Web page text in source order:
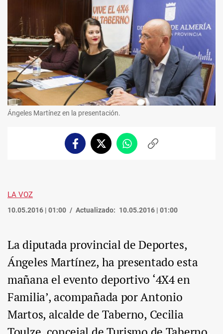
Ángeles Martínez en la presentación.
FacebookTwitterWhatsappCopiar
LA VOZ
10.05.2016 | 01:00 Actualizado: 10.05.2016 | 01:00
La diputada provincial de Deportes,
Ángeles Martínez, ha presentado esta
mañana el evento deportivo ‘4X4 en
Familia’, acompañada por Antonio
Martos, alcalde de Taberno, Cecilia